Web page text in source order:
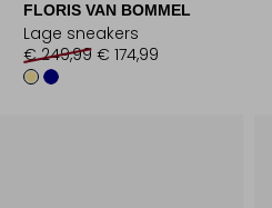
FLORIS VAN BOMMEL
Lage sneakers
€ 249,99 € 174,99